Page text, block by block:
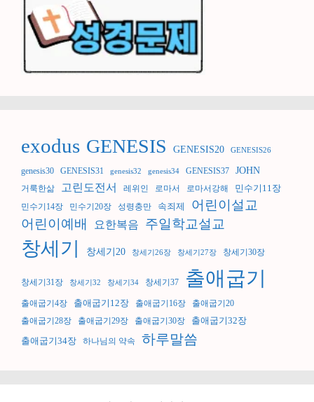
exodus GENESIS GENESIS20 GENESIS26
genesis30 GENESIS31 genesis32 genesis34 GENESIS37 JOHN
거룩한삶 고린도전서 레위인 로마서 로마서강해 민수기11장
민수기14장 민수기20장 성령충만 속죄제
어린이설교
어린이예배
요한복음 주일학교설교
창세기 창세기20 창세기26장 창세기27장 창세기30장
창세기31장 창세기32 창세기34 창세기37 출애굽기
출애굽기4장 출애굽기12장 출애굽기16장
출애굽기20
출애굽기28장
출애굽기29장 출애굽기30장 출애굽기32장
출애굽기34장 하나님의 약속 하루말씀